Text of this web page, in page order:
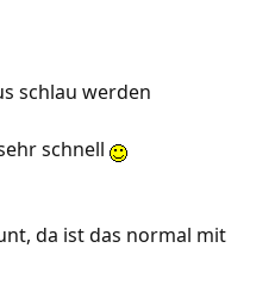
schlau werden
schnell
da ist das normal mit